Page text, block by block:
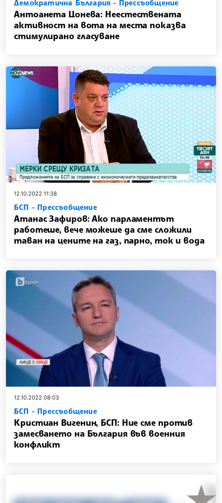
Демократична България - Прессъобщение
Антоанета Цонева: Неестествената
активност на вота на места показва
стимулирано гласуване
12.10.2022 11:38
БСП - Прессъобщение
Атанас Зафиров: Ако парламентът
работеше, вече можеше да сме сложили
таван на цените на газ, парно, ток и вода
12.10.2022 08:03
БСП - Прессъобщение
Кристиан Вигенин, БСП: Ние сме против
замесването на България във военния
конфликт